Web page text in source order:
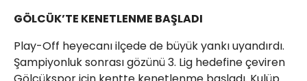
GÖLCÜK’TE KENETLENME BAŞLADI
Play-Off heyecanı ilçede de büyük yankı uyandırdı.
Şampiyonluk sonrası gözünü 3. Lig hedefine çeviren